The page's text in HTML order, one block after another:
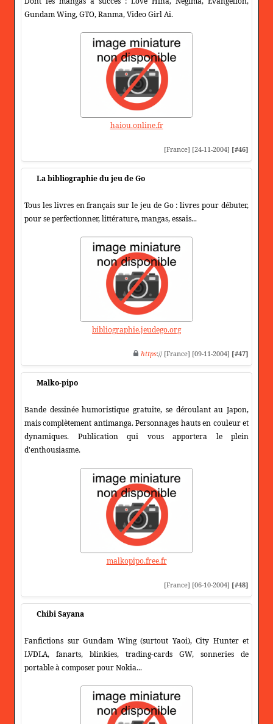
Gundam Wing, GTO, Ranma, Video Girl Ai.
haiou.online.fr
[France] [24-11-2004] [#46]
La bibliographie du jeu de Go
Tous les livres en français sur le jeu de Go : livres pour débuter,
pour se perfectionner, littérature, mangas, essais...
bibliographie.jeudego.org
https:// [France] [09-11-2004] [#47]
Malko-pipo
Bande dessinée humoristique gratuite, se déroulant au Japon,
mais complètement antimanga. Personnages hauts en couleur et
dynamiques. Publication qui vous apportera le plein
d'enthousiasme.
malkopipo.free.fr
[France] [06-10-2004] [#48]
Chibi Sayana
Fanfictions sur Gundam Wing (surtout Yaoi), City Hunter et
LVDLA, fanarts, blinkies, trading-cards GW, sonneries de
portable à composer pour Nokia...